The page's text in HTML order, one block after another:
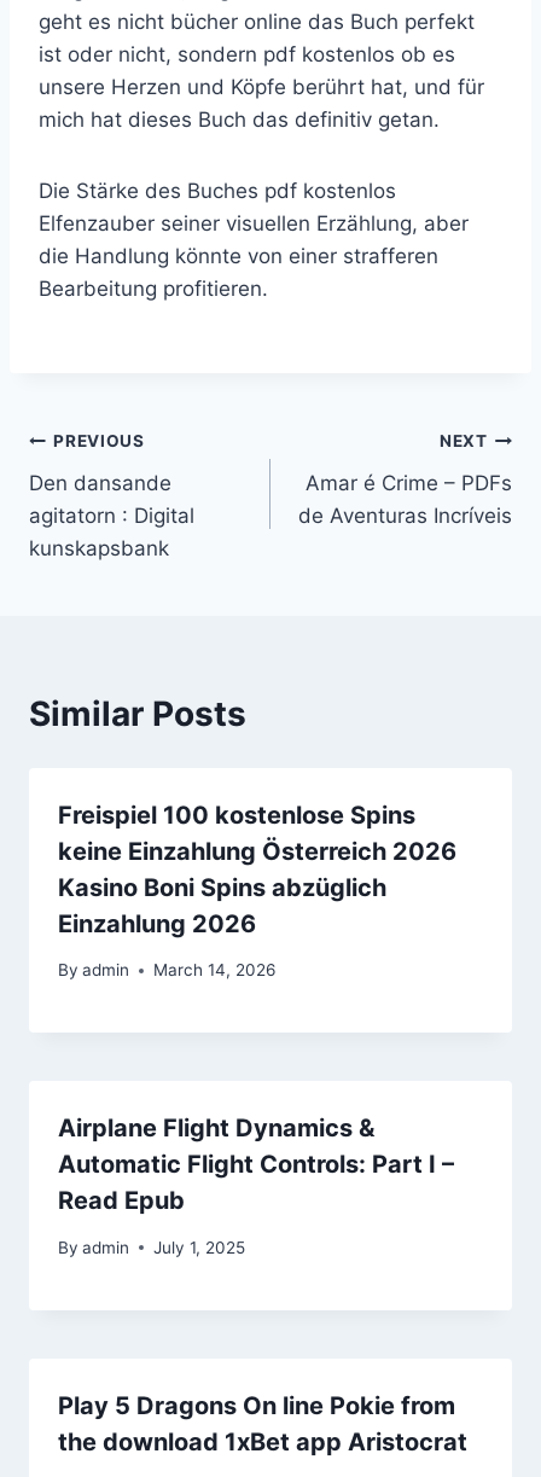
geht es nicht bücher online das Buch perfekt
ist oder nicht, sondern pdf kostenlos ob es
unsere Herzen und Köpfe berührt hat, und für
mich hat dieses Buch das definitiv getan.
Die Stärke des Buches pdf kostenlos
Elfenzauber seiner visuellen Erzählung, aber
die Handlung könnte von einer strafferen
Bearbeitung profitieren.
PREVIOUS
Den dansande
agitatorn : Digital
kunskapsbank
NEXT
Amar é Crime – PDFs
de Aventuras Incríveis
Similar Posts
Freispiel 100 kostenlose Spins
keine Einzahlung Österreich 2026
Kasino Boni Spins abzüglich
Einzahlung 2026
By admin March 14, 2026
Airplane Flight Dynamics &
Automatic Flight Controls: Part I –
Read Epub
By admin July 1, 2025
Play 5 Dragons On line Pokie from
the download 1xBet app Aristocrat